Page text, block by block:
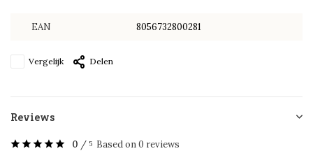
EAN 8056732800281
Vergelijk Delen
Reviews
0 / 5 Based on 0 reviews